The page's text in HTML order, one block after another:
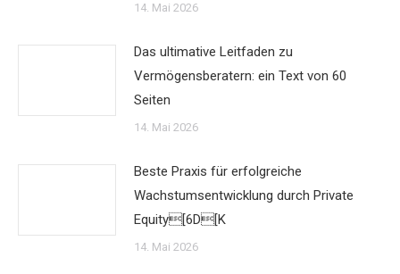
14. Mai 2026
Das ultimative Leitfaden zu
Vermögensberatern: ein Text von 60
Seiten
14. Mai 2026
Beste Praxis für erfolgreiche
Wachstumsentwicklung durch Private
Equity[6D[K
14. Mai 2026